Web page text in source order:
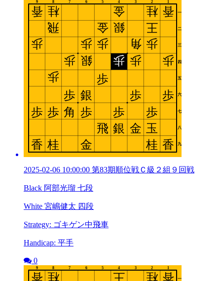
2025-02-06 10:00:00 第83期順位戦Ｃ級２組９回戦
Black 阿部光瑠 七段
White 宮嶋健太 四段
Strategy: ゴキゲン中飛車
Handicap: 平手
0